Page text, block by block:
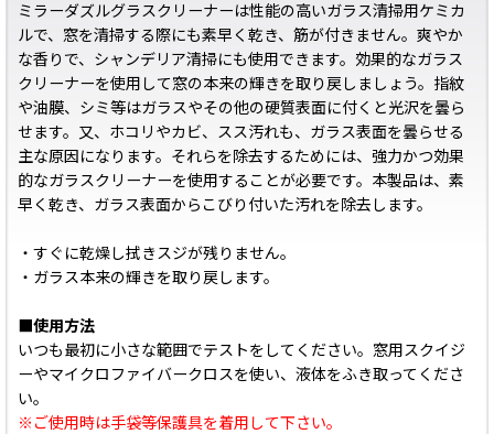
ミラーダズルグラスクリーナーは性能の高いガラス清掃用ケミカ
ルで、窓を清掃する際にも素早く乾き、筋が付きません。爽やか
な香りで、シャンデリア清掃にも使用できます。効果的なガラス
クリーナーを使用して窓の本来の輝きを取り戻しましょう。指紋
や油膜、シミ等はガラスやその他の硬質表面に付くと光沢を曇ら
せます。又、ホコリやカビ、スス汚れも、ガラス表面を曇らせる
主な原因になります。それらを除去するためには、強力かつ効果
的なガラスクリーナーを使用することが必要です。本製品は、素
早く乾き、ガラス表面からこびり付いた汚れを除去します。
・すぐに乾燥し拭きスジが残りません。
・ガラス本来の輝きを取り戻します。
■使用方法
いつも最初に小さな範囲でテストをしてください。窓用スクイジ
ーやマイクロファイバークロスを使い、液体をふき取ってくださ
い。
※ご使用時は手袋等保護具を着用して下さい。